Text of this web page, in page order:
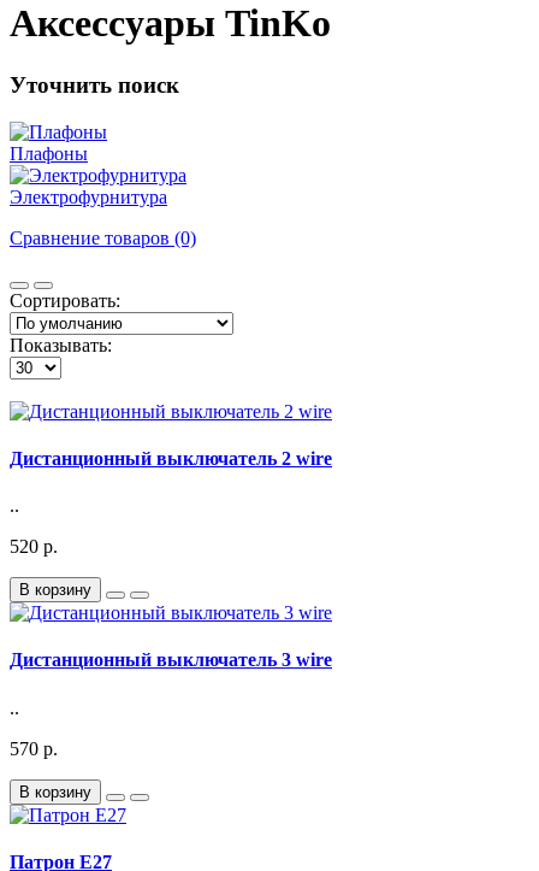
Аксессуары TinKo
Уточнить поиск
Плафоны
Электрофурнитура
Сравнение товаров (0)
Сортировать:
Показывать:
Дистанционный выключатель 2 wire
..
520 р.
В корзину
Дистанционный выключатель 3 wire
..
570 р.
В корзину
Патрон Е27